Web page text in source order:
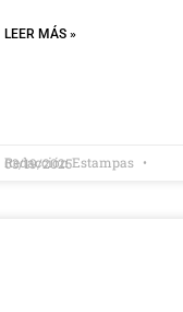
LEER MÁS »
Redacción Estampas
03/19/2025